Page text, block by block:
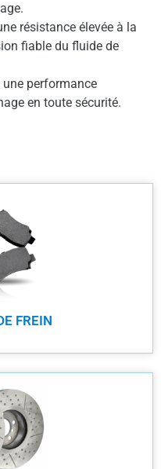
résistance élevée à la
fiable du fluide de
une performance
en toute sécurité.
FREIN